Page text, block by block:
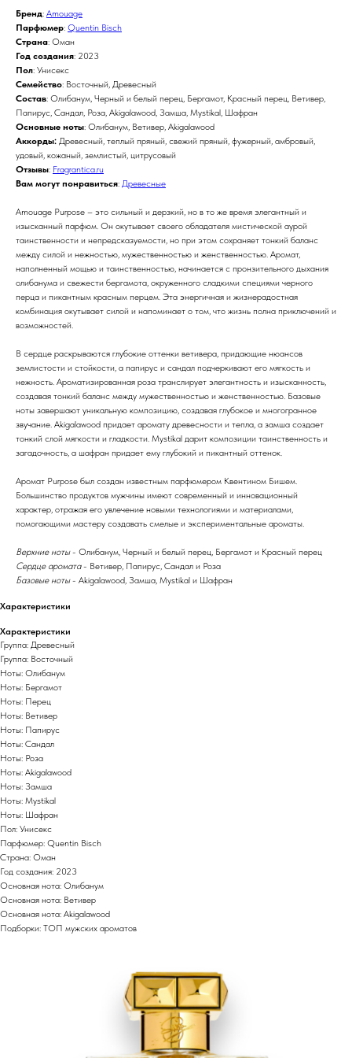
Бренд: Amouage
Парфюмер: Quentin Bisch
Страна: Оман
Год создания: 2023
Пол: Унисекс
Семейство: Восточный, Древесный
Состав: Олибанум, Черный и белый перец, Бергамот, Красный перец, Ветивер,
Папирус, Сандал, Роза, Akigalawood, Замша, Mystikal, Шафран
Основные ноты: Олибанум, Ветивер, Akigalawood
Аккорды: Древесный, теплый пряный, свежий пряный, фужерный, амбровый,
удовый, кожаный, землистый, цитрусовый
Отзывы: Fragrantica.ru
Вам могут понравиться: Древесные
Amouage Purpose – это сильный и дерзкий, но в то же время элегантный и
изысканный парфюм. Он окутывает своего обладателя мистической аурой
таинственности и непредсказуемости, но при этом сохраняет тонкий баланс
между силой и нежностью, мужественностью и женственностью. Аромат,
наполненный мощью и таинственностью, начинается с пронзительного дыхания
олибанума и свежести бергамота, окруженного сладкими специями черного
перца и пикантным красным перцем. Эта энергичная и жизнерадостная
комбинация окутывает силой и напоминает о том, что жизнь полна приключений и
возможностей.
В сердце раскрываются глубокие оттенки ветивера, придающие нюансов
землистости и стойкости, а папирус и сандал подчеркивают его мягкость и
нежность. Ароматизированная роза транслирует элегантность и изысканность,
создавая тонкий баланс между мужественностью и женственностью. Базовые
ноты завершают уникальную композицию, создавая глубокое и многогранное
звучание. Akigalawood придает аромату древесности и тепла, а замша создает
тонкий слой мягкости и гладкости. Mystikal дарит композиции таинственность и
загадочность, а шафран придает ему глубокий и пикантный оттенок.
Аромат Purpose был создан известным парфюмером Квентином Бишем.
Большинство продуктов мужчины имеют современный и инновационный
характер, отражая его увлечение новыми технологиями и материалами,
помогающими мастеру создавать смелые и экспериментальные ароматы.
Верхние ноты- Олибанум, Черный и белый перец, Бергамот и Красный перец
Сердце аромата- Ветивер, Папирус, Сандал и Роза
Базовые ноты- Akigalawood, Замша, Mystikal и Шафран
Характеристики
Характеристики
Группа: Древесный
Группа: Восточный
Ноты: Олибанум
Ноты: Бергамот
Ноты: Перец
Ноты: Ветивер
Ноты: Папирус
Ноты: Сандал
Ноты: Роза
Ноты: Akigalawood
Ноты: Замша
Ноты: Mystikal
Ноты: Шафран
Пол: Унисекс
Парфюмер: Quentin Bisch
Страна: Оман
Год создания: 2023
Основная нота: Олибанум
Основная нота: Ветивер
Основная нота: Akigalawood
Подборки: ТОП мужских ароматов